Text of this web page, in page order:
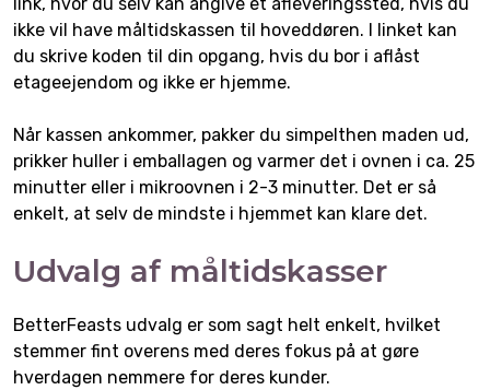
link, hvor du selv kan angive et afleveringssted, hvis du
ikke vil have måltidskassen til hoveddøren. I linket kan
du skrive koden til din opgang, hvis du bor i aflåst
etageejendom og ikke er hjemme.
Når kassen ankommer, pakker du simpelthen maden ud,
prikker huller i emballagen og varmer det i ovnen i ca. 25
minutter eller i mikroovnen i 2-3 minutter. Det er så
enkelt, at selv de mindste i hjemmet kan klare det.
Udvalg af måltidskasser
BetterFeasts udvalg er som sagt helt enkelt, hvilket
stemmer fint overens med deres fokus på at gøre
hverdagen nemmere for deres kunder.